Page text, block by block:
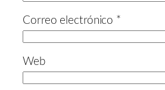
Correo electrónico *
Web